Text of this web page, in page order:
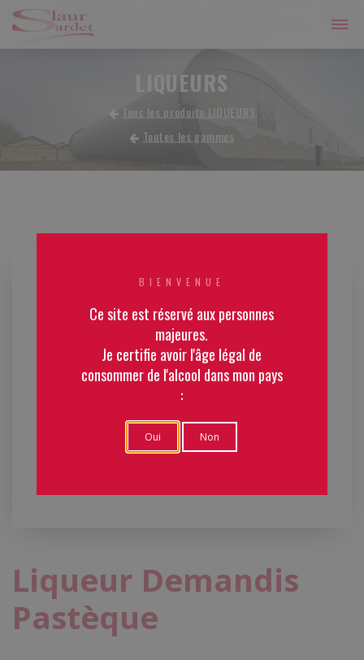
LIQUEURS
Tous les produits LIQUEURS
Toutes les gammes
Liqueur Demandis
Pastèque
BIENVENUE
Ce site est réservé aux personnes
majeures.
Je certifie avoir l'âge légal de
consommer de l'alcool dans mon pays
:
Oui Non